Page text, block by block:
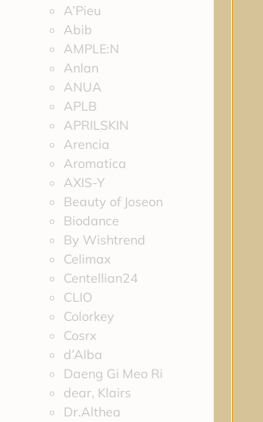
A’Pieu
Abib
AMPLE:N
Anlan
ANUA
APLB
APRILSKIN
Arencia
Aromatica
AXIS-Y
Beauty of Joseon
Biodance
By Wishtrend
Celimax
Centellian24
CLIO
Colorkey
Cosrx
d’Alba
Daeng Gi Meo Ri
dear, Klairs
Dr.Althea